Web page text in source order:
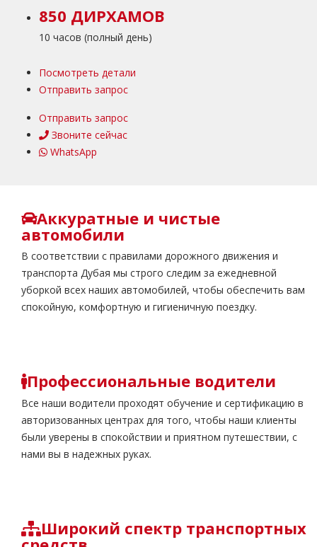
850 ДИРХАМОВ
10 часов (полный день)
Посмотреть детали
Отправить запрос
Отправить запрос
Звоните сейчас
WhatsApp
Аккуратные и чистые
автомобили
В соответствии с правилами дорожного движения и
транспорта Дубая мы строго следим за ежедневной
уборкой всех наших автомобилей, чтобы обеспечить вам
спокойную, комфортную и гигиеничную поездку.
Профессиональные водители
Все наши водители проходят обучение и сертификацию в
авторизованных центрах для того, чтобы наши клиенты
были уверены в спокойствии и приятном путешествии, с
нами вы в надежных руках.
Широкий спектр транспортных